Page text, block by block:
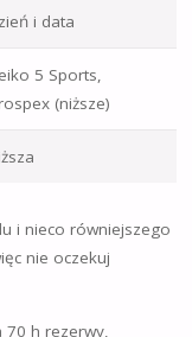
i data
5 Sports,
(niższe)
i nieco równiejszego
nie oczekuj